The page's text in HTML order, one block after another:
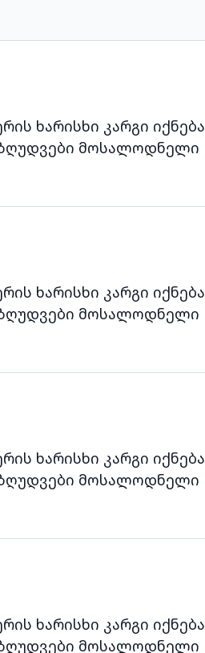
ხარისხი კარგი იქნება
მოსალოდნელი
ხარისხი კარგი იქნება
მოსალოდნელი
ხარისხი კარგი იქნება
მოსალოდნელი
ხარისხი კარგი იქნება
მოსალოდნელი